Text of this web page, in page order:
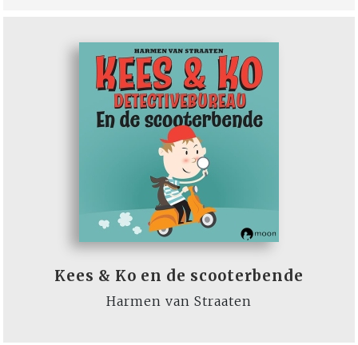
Kees & Ko en de scooterbende
Harmen van Straaten